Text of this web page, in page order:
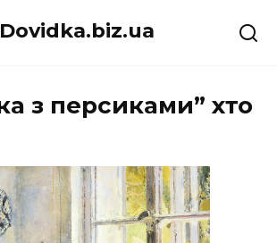
Dovidka.biz.ua
з персиками” хто